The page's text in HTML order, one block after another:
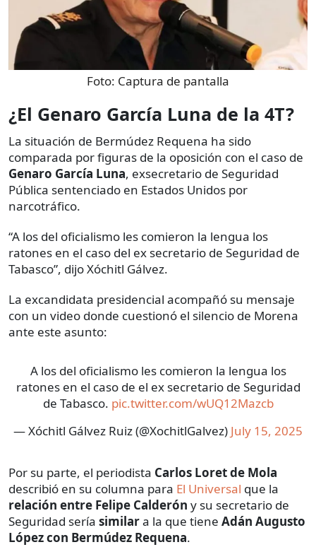
Foto: Captura de pantalla
¿El Genaro García Luna de la 4T?
La situación de Bermúdez Requena ha sido
comparada por figuras de la oposición con el caso de
Genaro García Luna, exsecretario de Seguridad
Pública sentenciado en Estados Unidos por
narcotráfico.
“A los del oficialismo les comieron la lengua los
ratones en el caso del ex secretario de Seguridad de
Tabasco”, dijo Xóchitl Gálvez.
La excandidata presidencial acompañó su mensaje
con un video donde cuestionó el silencio de Morena
ante este asunto:
A los del oficialismo les comieron la lengua los
ratones en el caso de el ex secretario de Seguridad
de Tabasco. pic.twitter.com/wUQ12Mazcb
— Xóchitl Gálvez Ruiz (@XochitlGalvez) July 15, 2025
Por su parte, el periodista Carlos Loret de Mola
describió en su columna para El Universal que la
relación entre Felipe Calderón y su secretario de
Seguridad sería similara la que tiene Adán Augusto
López con Bermúdez Requena.